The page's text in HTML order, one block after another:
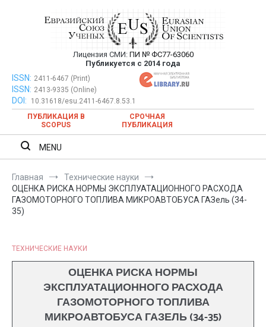
Евразийский Союз Ученых —
публикация научных статей в
ежемесячном научном журнале
Лицензия СМИ: ПИ № ФС77-63060
Публикуется с 2014 года
Евразийский Союз Ученых — публикация научных статей в
ежемесячном научном журнале
ISSN: 2411-6467 (Print)
ISSN: 2413-9335 (Online)
DOI:
10.31618/esu.2411-6467.8.53.1
ПУБЛИКАЦИЯ В
SCOPUS
СРОЧНАЯ
ПУБЛИКАЦИЯ
MENU
Главная
Технические науки
ОЦЕНКА РИСКА НОРМЫ ЭКСПЛУАТАЦИОННОГО РАСХОДА
ГАЗОМОТОРНОГО ТОПЛИВА МИКРОАВТОБУСА ГАЗель (34-
35)
ТЕХНИЧЕСКИЕ НАУКИ
ОЦЕНКА РИСКА НОРМЫ
ЭКСПЛУАТАЦИОННОГО РАСХОДА
ГАЗОМОТОРНОГО ТОПЛИВА
МИКРОАВТОБУСА ГАЗЕЛЬ (34-35)